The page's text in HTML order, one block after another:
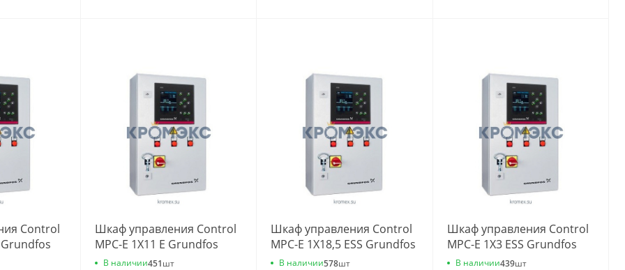
Control
Grundfos
Шкаф управления Control
MPC-E 1X11 E Grundfos
96837943
В наличии451шт
Шкаф управления Control
MPC-E 1X18,5 ESS Grundfos
98436266
В наличии578шт
Шкаф управления Control
MPC-E 1X3 ESS Grundfos
98538049
В наличии439шт